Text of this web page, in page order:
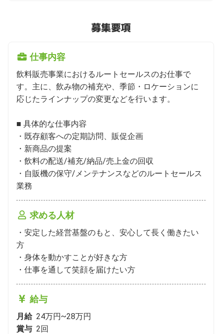
募集要項
仕事内容
飲料販売事業におけるルートセールスのお仕事で
す。主に、飲み物の補充や、季節・ロケーションに
応じたラインナップの変更などを行います。
■ 具体的な仕事内容
・既存顧客への定期訪問、販促企画
・新商品の提案
・飲料の配送/補充/納品/売上金の回収
・自販機の保守/メンテナンスなどのルートセールス
業務
求める人材
・安定した経営基盤のもと、安心して長く働きたい
方
・身体を動かすことが好きな方
・仕事を通して笑顔を届けたい方
給与
月給 24万円~28万円
賞与 2回